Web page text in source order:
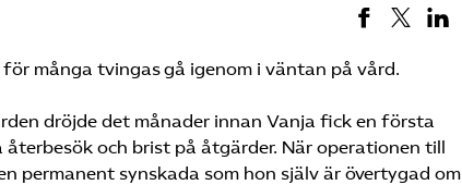
många tvingas gå igenom i väntan på vård.
dröjde det månader innan Vanja fick en första
och brist på åtgärder. När operationen till
permanent synskada som hon själv är övertygad om